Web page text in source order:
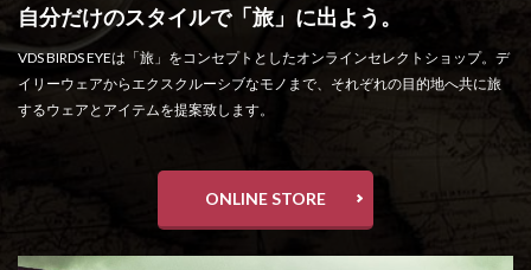
自分だけのスタイルで「旅」に出よう。
VDS BIRDS EYEは「旅」をコンセプトとしたオンラインセレクトショップ。デ
イリーウェアからエクスクルーシブなモノまで、それぞれの目的地へ共に旅
するウェアとアイテムを提案致します。
ONLINE STORE